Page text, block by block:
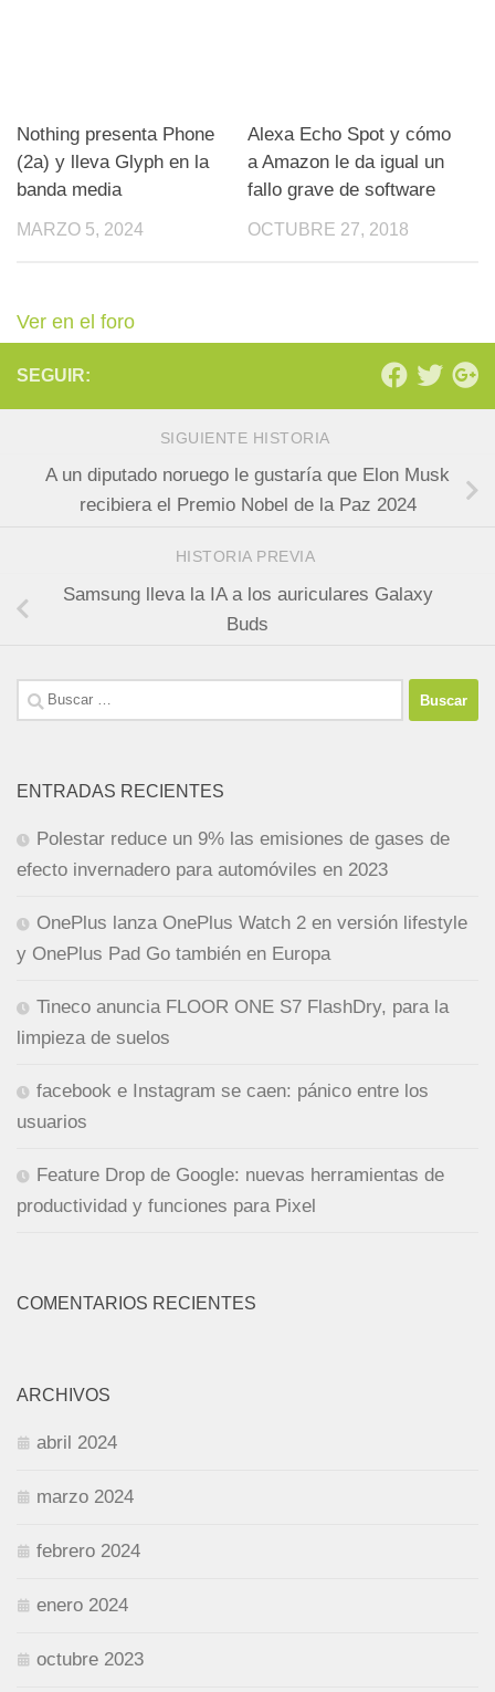
Nothing presenta Phone
(2a) y lleva Glyph en la
banda media
MARZO 5, 2024
Alexa Echo Spot y cómo
a Amazon le da igual un
fallo grave de software
OCTUBRE 27, 2018
Ver en el foro
SEGUIR:
SIGUIENTE HISTORIA
A un diputado noruego le gustaría que Elon Musk
recibiera el Premio Nobel de la Paz 2024
HISTORIA PREVIA
Samsung lleva la IA a los auriculares Galaxy
Buds
Buscar:
ENTRADAS RECIENTES
Polestar reduce un 9% las emisiones de gases de
efecto invernadero para automóviles en 2023
OnePlus lanza OnePlus Watch 2 en versión lifestyle
y OnePlus Pad Go también en Europa
Tineco anuncia FLOOR ONE S7 FlashDry, para la
limpieza de suelos
facebook e Instagram se caen: pánico entre los
usuarios
Feature Drop de Google: nuevas herramientas de
productividad y funciones para Pixel
COMENTARIOS RECIENTES
ARCHIVOS
abril 2024
marzo 2024
febrero 2024
enero 2024
octubre 2023